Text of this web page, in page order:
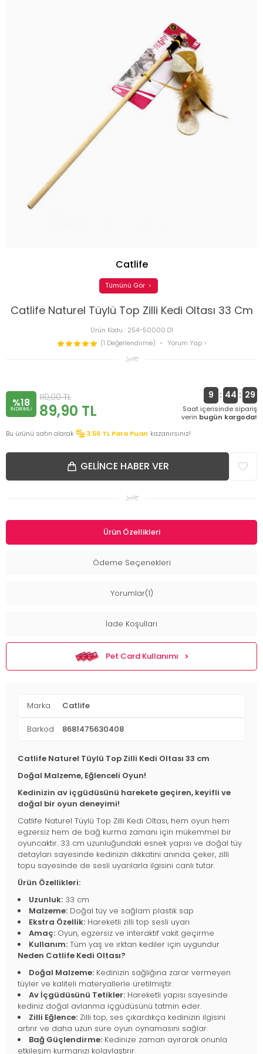
Catlife Naturel Tüylü Top Zilli Kedi Oltası 33 Cm
Ürün Kodu : 254-50000.01
(1 Değerlendirme)
Yorum Yap
Catlife
Tümünü Gör
%18
INDIRIMLI
110,00TL
89,90 TL
9 : 44 : 29
Saat içerisinde sipariş
verin bugün kargoda!
Bu ürünü satın alarak
3.56 TL Para Puan kazanırsınız!
GELINCE HABER VER
Ürün Özellikleri
Ödeme Seçenekleri
Yorumlar(1)
İade Koşulları
Pet Card Kullanımı
Marka Catlife
Barkod 8681475630408
Catlife Naturel Tüylü Top Zilli Kedi Oltası 33 cm
Doğal Malzeme, Eğlenceli Oyun!
Kedinizin av içgüdüsünü harekete geçiren, keyifli ve
doğal bir oyun deneyimi!
Catlife Naturel Tüylü Top Zilli Kedi Oltası, hem oyun hem
egzersiz hem de bağ kurma zamanı için mükemmel bir
oyuncaktır. 33 cm uzunluğundaki esnek yapısı ve doğal tüy
detayları sayesinde kedinizin dikkatini anında çeker, zilli
topu sayesinde de sesli uyarılarla ilgisini canlı tutar.
Ürün Özellikleri:
Uzunluk: 33 cm
Malzeme: Doğal tüy ve sağlam plastik sap
Ekstra Özellik: Hareketli zilli top sesli uyarı
Amaç: Oyun, egzersiz ve interaktif vakit geçirme
Kullanım: Tüm yaş ve ırktan kediler için uygundur
Neden Catlife Kedi Oltası?
Doğal Malzeme: Kedinizin sağlığına zarar vermeyen
tüyler ve kaliteli materyallerle üretilmiştir.
Av İçgüdüsünü Tetikler: Hareketli yapısı sayesinde
kediniz doğal avlanma içgüdüsünü tatmin eder.
Zilli Eğlence: Zilli top, ses çıkardıkça kedinizin ilgisini
artırır ve daha uzun süre oyun oynamasını sağlar.
Bağ Güçlendirme: Kedinize zaman ayırarak onunla
etkileşim kurmanızı kolaylaştırır.